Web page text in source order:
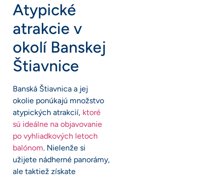
Atypické
atrakcie v
okolí Banskej
Štiavnice
Banská Štiavnica a jej
okolie ponúkajú množstvo
atypických atrakcií, ktoré
sú ideálne na objavovanie
po vyhliadkových letoch
balónom. Nielenže si
užijete nádherné panorámy,
ale taktiež získate